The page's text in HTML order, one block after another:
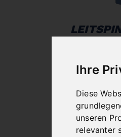
Ihre
Diese
unseren
relevanter
ACHS-
40
Art.Nr. : 03-
inkl. 20%